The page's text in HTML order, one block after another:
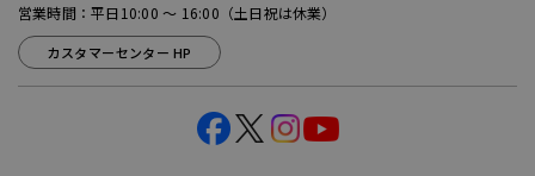
営業時間：平日10:00 ～ 16:00（土日祝は休業）
カスタマーセンター HP